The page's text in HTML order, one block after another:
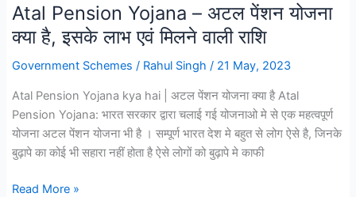
Atal Pension Yojana – अटल पेंशन योजना
क्या है, इसके लाभ एवं मिलने वाली राशि
Government Schemes / Rahul Singh/ 21 May, 2023
Atal Pension Yojana kya hai | अटल पेंशन योजना क्या है Atal
Pension Yojana: भारत सरकार द्वारा चलाई गई योजनाओ मे से एक महत्वपूर्ण
योजना अटल पेंशन योजना भी है । सम्पूर्ण भारत देश मे बहुत से लोग ऐसे है, जिनके
बुढ़ापे का कोई भी सहारा नहीं होता है ऐसे लोगों को बुढ़ापे मे काफी
Atal
Read More »